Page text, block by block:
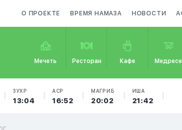
О ПРОЕКТЕ ВРЕМЯ НАМАЗА НОВОСТИ
Мечеть Ресторан Кафе Медресе
ЗУХР
13:04
АСР
16:52
МАГРИБ
20:02
ИША
21:42